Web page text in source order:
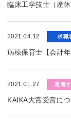
臨床工学技士（産
2021.04.12 求職
病棟保育士【会計
2021.01.27 患者
KAIKA大賞受賞に